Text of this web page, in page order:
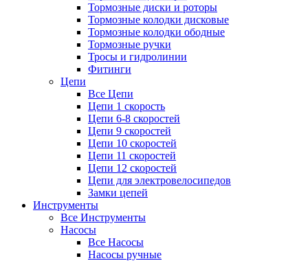
Тормозные диски и роторы
Тормозные колодки дисковые
Тормозные колодки ободные
Тормозные ручки
Тросы и гидролинии
Фитинги
Цепи
Все Цепи
Цепи 1 скорость
Цепи 6-8 скоростей
Цепи 9 скоростей
Цепи 10 скоростей
Цепи 11 скоростей
Цепи 12 скоростей
Цепи для электровелосипедов
Замки цепей
Инструменты
Все Инструменты
Насосы
Все Насосы
Насосы ручные